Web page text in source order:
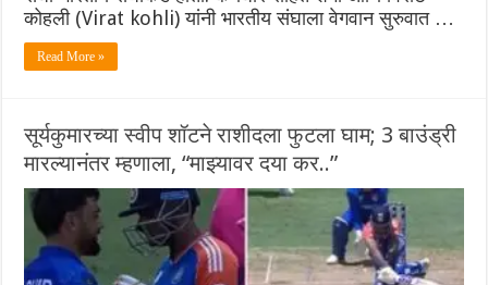
कोहली (Virat kohli) यांनी भारतीय संघाला वेगवान सुरुवात …
Read More »
सूर्यकुमारच्या स्वीप शॉटने राशीदला फुटला घाम; 3 बाउंड्री
मारल्यानंतर म्हणाला, “माझ्यावर दया कर..”